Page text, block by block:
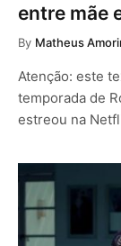
entre mãe
By Matheus
Atenção: este
temporada de
estreou na